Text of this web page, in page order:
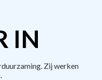
IN
Zij werken